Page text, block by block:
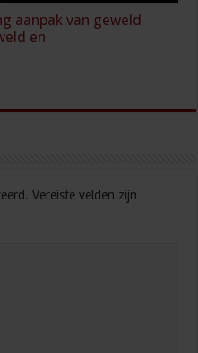
aanpak van geweld
en
Vereiste velden zijn